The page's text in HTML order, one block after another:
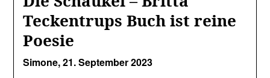
Teckentrups Buch ist reine
Poesie
Simone,21. September 2023